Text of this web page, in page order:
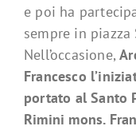
e poi ha
sempre in piazza
Nell’occasione,
Francesco
portato al Santo
Rimini mons.